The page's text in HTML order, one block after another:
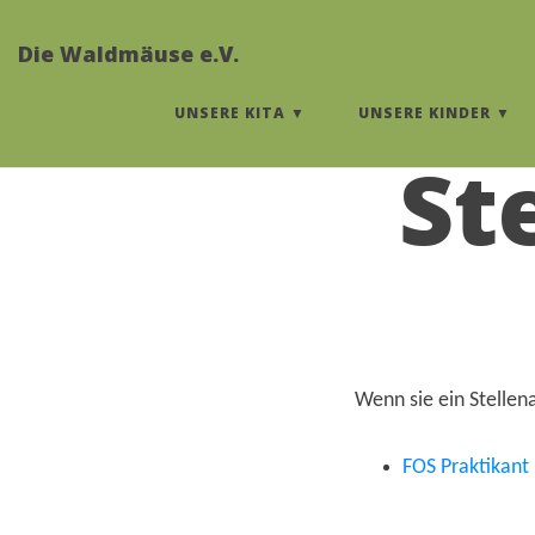
Die Waldmäuse e.V.
UNSERE KITA UNSERE KINDER
Wenn sie ein
FOS Praktikant